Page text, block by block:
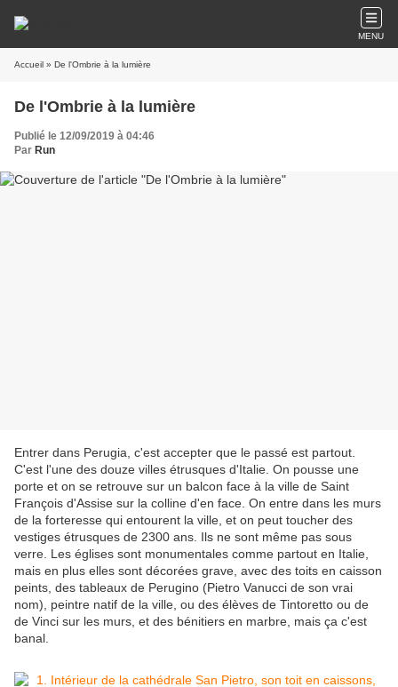
MENU
Accueil » De l'Ombrie à la lumière
De l'Ombrie à la lumière
Publié le 12/09/2019 à 04:46
Par Run
Entrer dans Perugia, c'est accepter que le passé est partout.
C'est l'une des douze villes étrusques d'Italie. On pousse une
porte et on se retrouve sur un balcon face à la ville de Saint
François d'Assise sur la colline d'en face. On entre dans les murs
de la forteresse qui entourent la ville, et on peut toucher des
vestiges étrusques de 2300 ans. Ils ne sont même pas sous
verre. Les églises sont monumentales comme partout en Italie,
mais en plus elles sont décorées grave, avec des toits en caisson
peints, des tableaux de Perugino (Pietro Vanucci de son vrai
nom), peintre natif de la ville, ou des élèves de Tintoretto ou de
de Vinci sur les murs, et des bénitiers en marbre, mais ça c'est
banal.